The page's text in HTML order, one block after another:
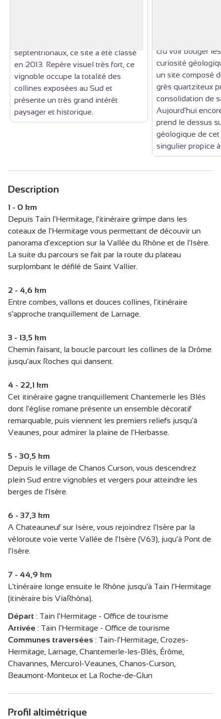
septentrionaux, ce site a été classé
en 2013. Repère visuel très fort, ce
vignoble occupe la totalité des
collines exposées au Sud et
présente un très grand intérêt
paysager et historique.
cru voir bouger
curiosité
un site composé
grès quartziteux
consolidation de
Aujourd'hui
prend le dessus
géologique de
singulier propice
Description
1 - 0 km
Depuis Tain l'Hermitage, l'itinéraire grimpe dans les
coteaux de l'Hermitage vous permettant de découvir un
panorama d'exception sur la Vallée du Rhône et de l'Isère.
La suite du parcours se fait par la route du plateau
surplombant le défilé de Saint Vallier.
2 - 4,6 km
Entre combes, vallons et douces collines, l'itinéraire
s'approche tranquillement de Larnage.
3 - 13,5 km
Chemin faisant, la boucle parcourt les collines de la Drôme
jusqu'aux Roches qui dansent.
4 - 22,1 km
Cet itinéraire gagne tranquillement Chantemerle les Blés
dont l'église romane présente un ensemble décoratif
remarquable, puis viennent les premiers reliefs jusqu'à
Veaunes, pour admirer la plaine de l'Herbasse.
5 - 30,5 km
Depuis le village de Chanos Curson, vous descendrez
plein Sud entre vignobles et vergers pour atteindre les
berges de l'Isère.
6 - 37,3 km
A Chateauneuf sur Isère, vous rejoindrez l'Isère par la
véloroute voie verte Vallée de l'Isère (V63), juqu'à Pont de
l'Isère.
7 - 44,9 km
L'tinéraire longe ensuite le Rhône jusqu'à Tain l'Hermitage
(itinéraire bis ViaRhôna).
Départ : Tain l'Hermitage - Office de tourisme
Arrivée : Tain l'Hermitage - Office de tourisme
Communes traversées : Tain-l'Hermitage, Crozes-
Hermitage, Larnage, Chantemerle-les-Blés, Érôme,
Chavannes, Mercurol-Veaunes, Chanos-Curson,
Beaumont-Monteux et La Roche-de-Glun
Profil altimétrique